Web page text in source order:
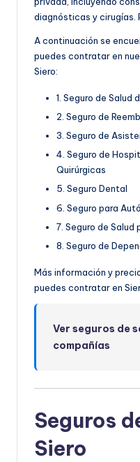
diagnósticas y cirugías.
A continuación se
puedes contratar en
Siero:
1. Seguro de Salud
2. Seguro de
3. Seguro de
4. Seguro de
Quirúrgicas
5. Seguro Dental
6. Seguro para
7. Seguro de Salud
8. Seguro de
Más información y
puedes contratar en
Ver seguros de
compañías
Seguros
Siero